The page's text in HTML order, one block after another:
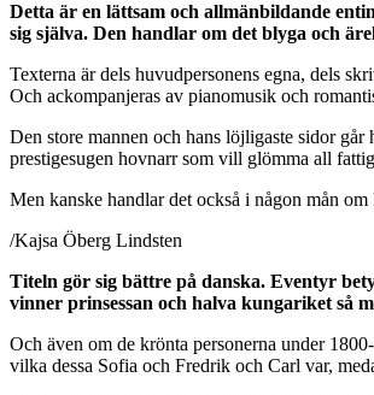
Detta är en lättsam och allmänbildande
sig själva. Den handlar om det blyga och
Texterna är dels huvudpersonens egna, dels
Och ackompanjeras av pianomusik och
Den store mannen och hans löjligaste sidor
prestigesugen hovnarr som vill glömma all
Men kanske handlar det också i någon mån
/Kajsa Öberg Lindsten
Titeln gör sig bättre på danska. Eventyr
vinner prinsessan och halva kungariket så
Och även om de krönta personerna under
vilka dessa Sofia och Fredrik och Carl var,